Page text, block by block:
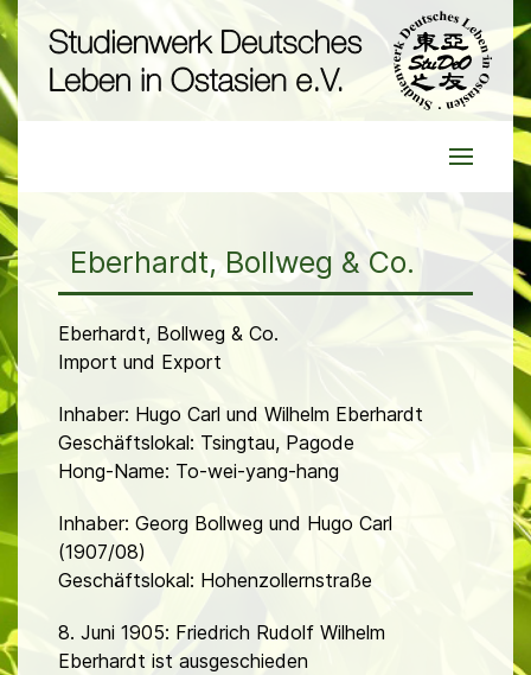
Eberhardt, Bollweg & Co.
Eberhardt, Bollweg & Co.
Import und Export
Inhaber: Hugo Carl und Wilhelm Eberhardt
Geschäftslokal: Tsingtau, Pagode
Hong-Name: To-wei-yang-hang
Inhaber: Georg Bollweg und Hugo Carl
(1907/08)
Geschäftslokal: Hohenzollernstraße
8. Juni 1905: Friedrich Rudolf Wilhelm
Eberhardt ist ausgeschieden